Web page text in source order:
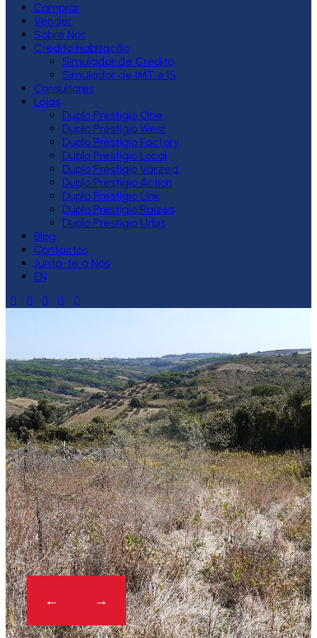
Comprar
Vender
Sobre Nós
Crédito Habitação
Simulador de Crédito
Simulador de IMT e IS
Consultores
Lojas
Duplo Prestígio One
Duplo Prestígio West
Duplo Prestígio Factory
Duplo Prestígio Local
Duplo Prestígio Várzea
Duplo Prestígio Action
Duplo Prestígio Link
Duplo Prestígio Raízes
Duplo Prestígio Urbis
Blog
Contactos
Junta-te a Nós
EN